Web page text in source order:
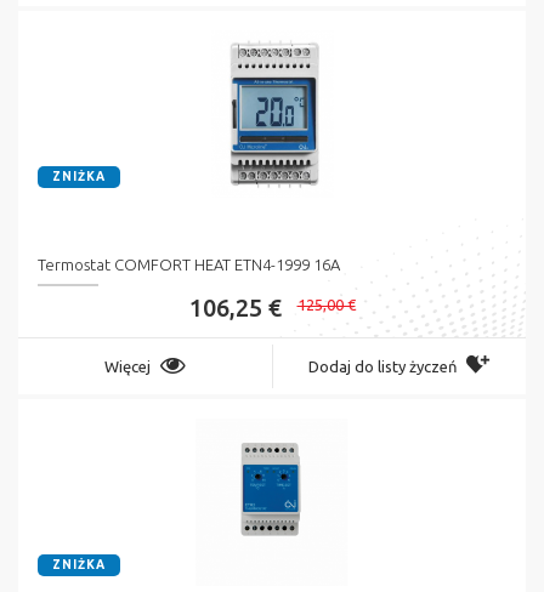
ZNIŻKA
Termostat COMFORT HEAT ETN4-1999 16A
106,25 € 125,00 €
Więcej Dodaj do listy życzeń
ZNIŻKA